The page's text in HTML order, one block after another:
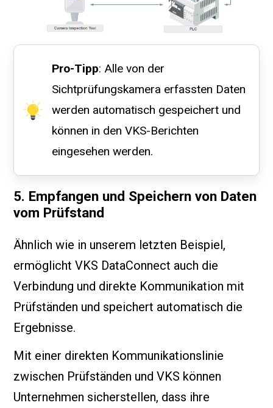
Pro-Tipp: Alle von der
Sichtprüfungskamera erfassten Daten
werden automatisch gespeichert und
können in den VKS-Berichten
eingesehen werden.
5. Empfangen und Speichern von Daten
vom Prüfstand
Ähnlich wie in unserem letzten Beispiel,
ermöglicht VKS DataConnect auch die
Verbindung und direkte Kommunikation mit
Prüfständen und speichert automatisch die
Ergebnisse.
Mit einer direkten Kommunikationslinie
zwischen Prüfständen und VKS können
Unternehmen sicherstellen, dass ihre